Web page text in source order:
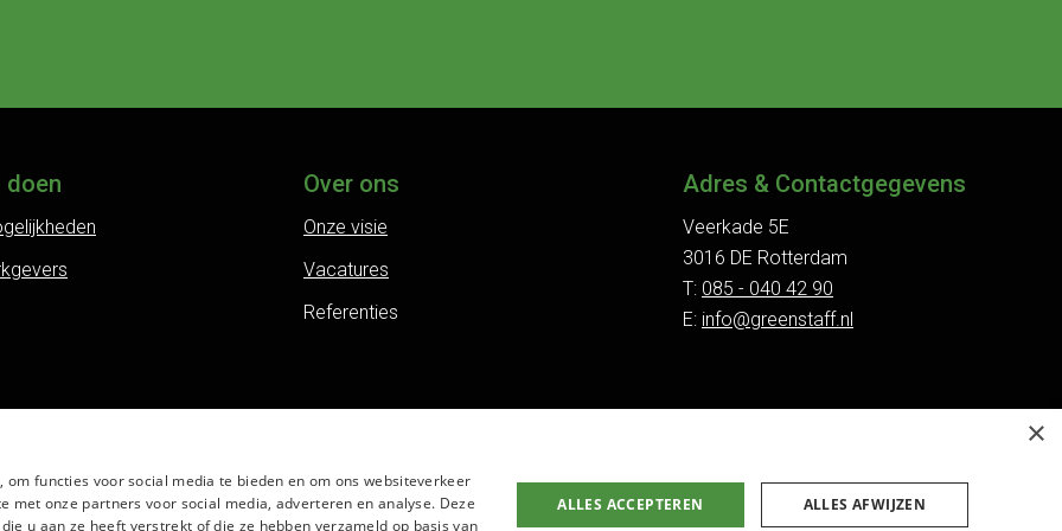
doen Over ons
Onze visie
Vacatures
Referenties
Adres & Contactgegevens
Veerkade 5E
3016 DE Rotterdam
T: 085 - 040 42 90
E: info@greenstaff.nl
×
functies voor social media te bieden en om ons websiteverkeer
onze partners voor social media, adverteren en analyse. Deze
u aan ze heeft verstrekt of die ze hebben verzameld op basis van
ALLES ACCEPTEREN ALLES AFWIJZEN